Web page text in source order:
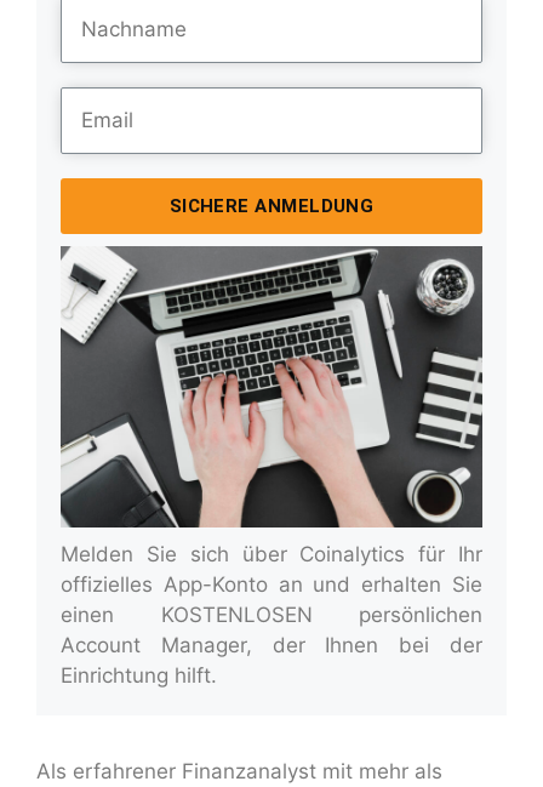
Melden Sie sich über Coinalytics für Ihr
offizielles App-Konto an und erhalten Sie
einen KOSTENLOSEN persönlichen
Account Manager, der Ihnen bei der
Einrichtung hilft.
SICHERE ANMELDUNG
Als erfahrener Finanzanalyst mit mehr als